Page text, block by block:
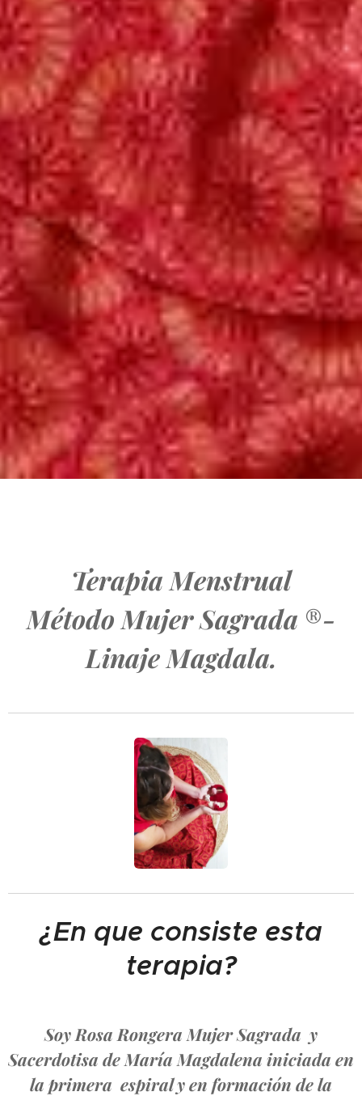
Terapia Menstrual
Método Mujer Sagrada ®-
Linaje Magdala.
¿En que consiste esta
terapia?
Soy Rosa Rongera Mujer Sagrada y
Sacerdotisa de María Magdalena iniciada en
la primera espiral y en formación de la